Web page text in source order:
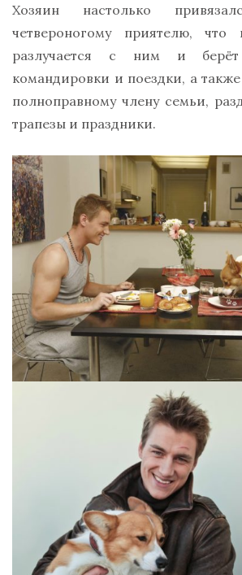
Хозяин настолько
четвероногому приятелю, что
разлучается с ним и
командировки и поездки, а
полноправному члену семьи,
трапезы и праздники.